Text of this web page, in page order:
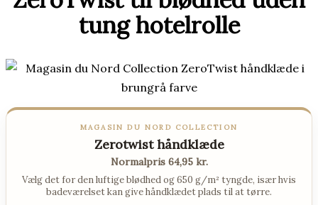
tung hotelrolle
MAGASIN DU NORD COLLECTION
Zerotwist håndklæde
Normalpris 64,95 kr.
Vælg det for den luftige blødhed og 650 g/m² tyngde, især hvis
badeværelset kan give håndklædet plads til at tørre.